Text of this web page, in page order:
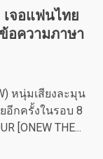
เจอแฟนไทย
อความภาษา
หนุ่มเสียงละมุน
อีกครั้งในรอบ 8
[ONEW THE...